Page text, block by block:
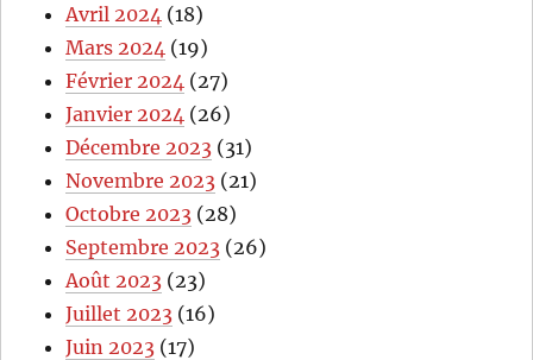
Avril 2024 (18)
Mars 2024 (19)
Février 2024 (27)
Janvier 2024 (26)
Décembre 2023 (31)
Novembre 2023 (21)
Octobre 2023 (28)
Septembre 2023 (26)
Août 2023 (23)
Juillet 2023 (16)
Juin 2023 (17)